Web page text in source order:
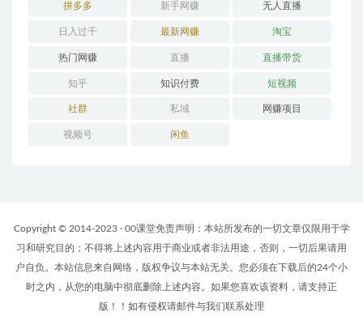
拼多多 新手网赚 无人直播
日入过千 最新网赚 淘宝
热门网赚 直播 直播带货
知乎 知识付费 短视频
社群 私域 网赚项目
视频号 闲鱼
Copyright © 2014-2023 · 00课堂免责声明：本站所发布的一切文章仅限用于学
习和研究目的；不得将上述内容用于商业或者非法用途，否则，一切后果请用
户自负。本站信息来自网络，版权争议与本站无关。您必须在下载后的24个小
时之内，从您的电脑中彻底删除上述内容。如果您喜欢该资料，请支持正
版！！如有侵权请邮件与我们联系处理